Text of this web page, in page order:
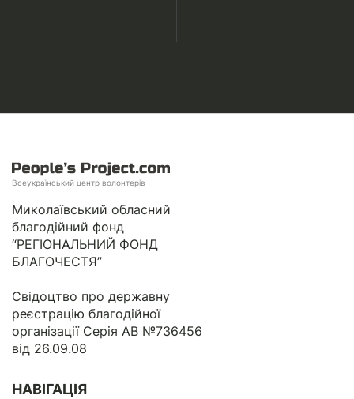
Всеукраїнський центр волонтерів
Миколаївський обласний
благодійний фонд
“РЕГІОНАЛЬНИЙ ФОНД
БЛАГОЧЕСТЯ”
Свідоцтво про державну
реєстрацію благодійної
організації Серія АВ №736456
від 26.09.08
НАВІГАЦІЯ